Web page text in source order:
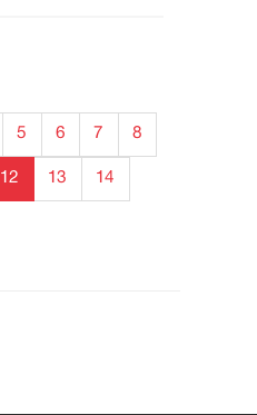
5 6 7 8
12 13 14